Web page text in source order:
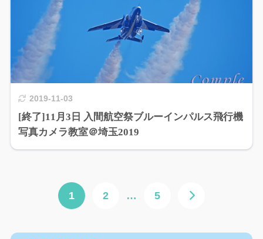
2019-11-03
[終了]11月3日 入間航空祭ブルーインパルス飛行機
写真カメラ教室＠埼玉2019
1 2 … 5